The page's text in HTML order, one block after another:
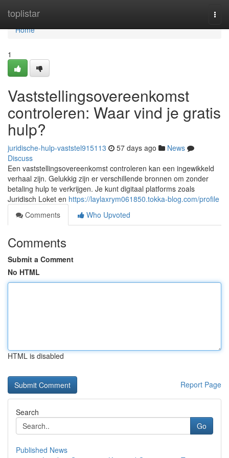
toplistar
Home
Home
1
Vaststellingsovereenkomst
controleren: Waar vind je gratis
hulp?
juridische-hulp-vaststel915113 57 days ago
News
Discuss
Een vaststellingsovereenkomst controleren kan een ingewikkeld
verhaal zijn. Gelukkig zijn er verschillende bronnen om zonder
betaling hulp te verkrijgen. Je kunt digitaal platforms zoals
Juridisch Loket en https://laylaxrym061850.tokka-blog.com/profile
Comments
Who Upvoted
Comments
Submit a Comment
No HTML
HTML is disabled
Report Page
Search
Go
Published News